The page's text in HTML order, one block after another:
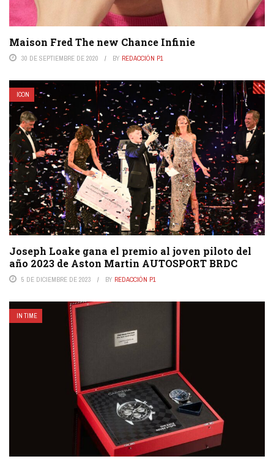
Maison Fred The new Chance Infinie
30 DE SEPTIEMBRE DE 2020 BY REDACCIÓN P1
ICON
Joseph Loake gana el premio al joven piloto del
año 2023 de Aston Martin AUTOSPORT BRDC
5 DE DICIEMBRE DE 2023 BY REDACCIÓN P1
IN TIME